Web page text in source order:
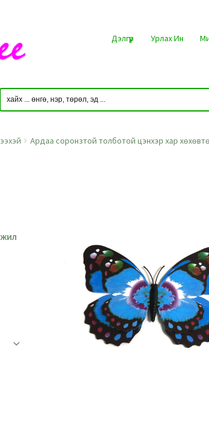
Дэлгүүр Урлах Ин
Ардаа соронзтой толботой цэнхэр хар